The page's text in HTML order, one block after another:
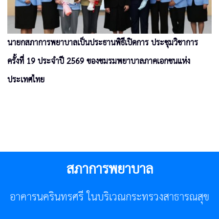
นายกสภาการพยาบาลเป็นประธานพิธีเปิดการ ประชุมวิชาการ
ครั้งที่ 19 ประจำปี 2569 ของชมรมพยาบาลภาคเอกชนแห่ง
ประเทศไทย
สภาการพยาบาล
อาคารนครินทรศรี ในบริเวณกระทรวงสาธารณสุข